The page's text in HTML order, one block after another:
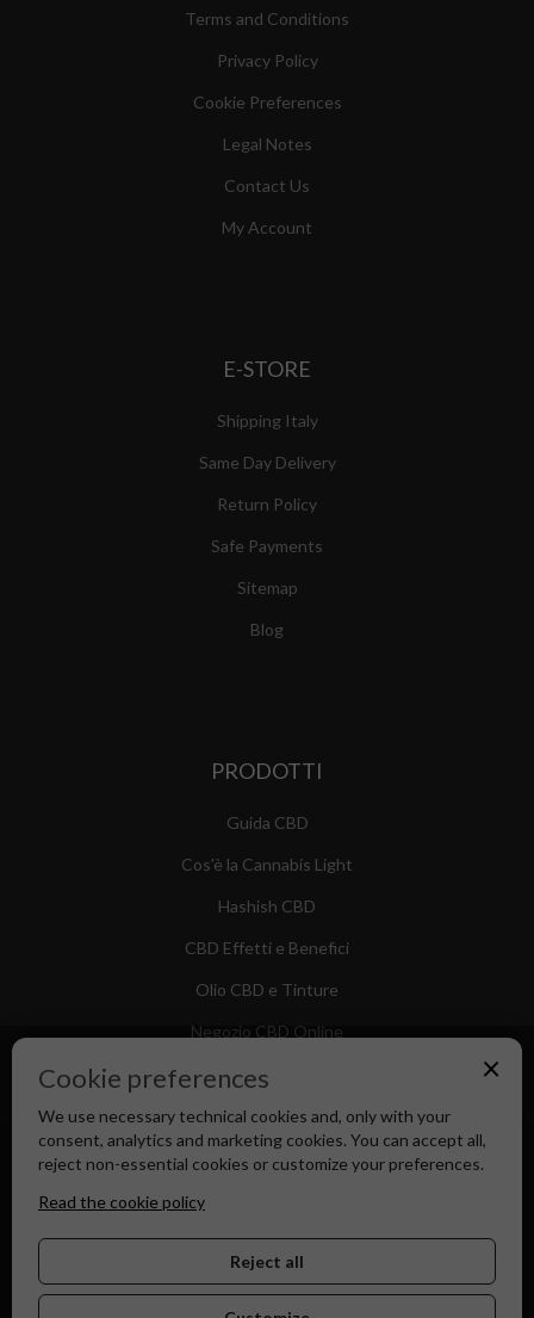
Terms and Conditions
Privacy Policy
Cookie Preferences
Legal Notes
Contact Us
My Account
E-STORE
Shipping Italy
Same Day Delivery
Return Policy
Safe Payments
Sitemap
Blog
PRODOTTI
Guida CBD
Cos'è la Cannabis Light
Hashish CBD
CBD Effetti e Benefici
Olio CBD e Tinture
Negozio CBD Online
×
Cookie preferences
We use necessary technical cookies and, only with your
consent, analytics and marketing cookies. You can accept all,
reject non-essential cookies or customize your preferences.
Read the cookie policy
Reject all
Canapa Market - Il tuo Shop di Fiducia dal 2018